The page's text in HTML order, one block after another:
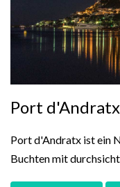
Port
Port d'Andratx ist ein
Buchten mit